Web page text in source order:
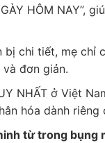
HÔM NAY”,
bị chi tiết, mẹ chỉ
đơn giản.
NHẤT ở Việt
hóa dành riêng
từ trong bụng